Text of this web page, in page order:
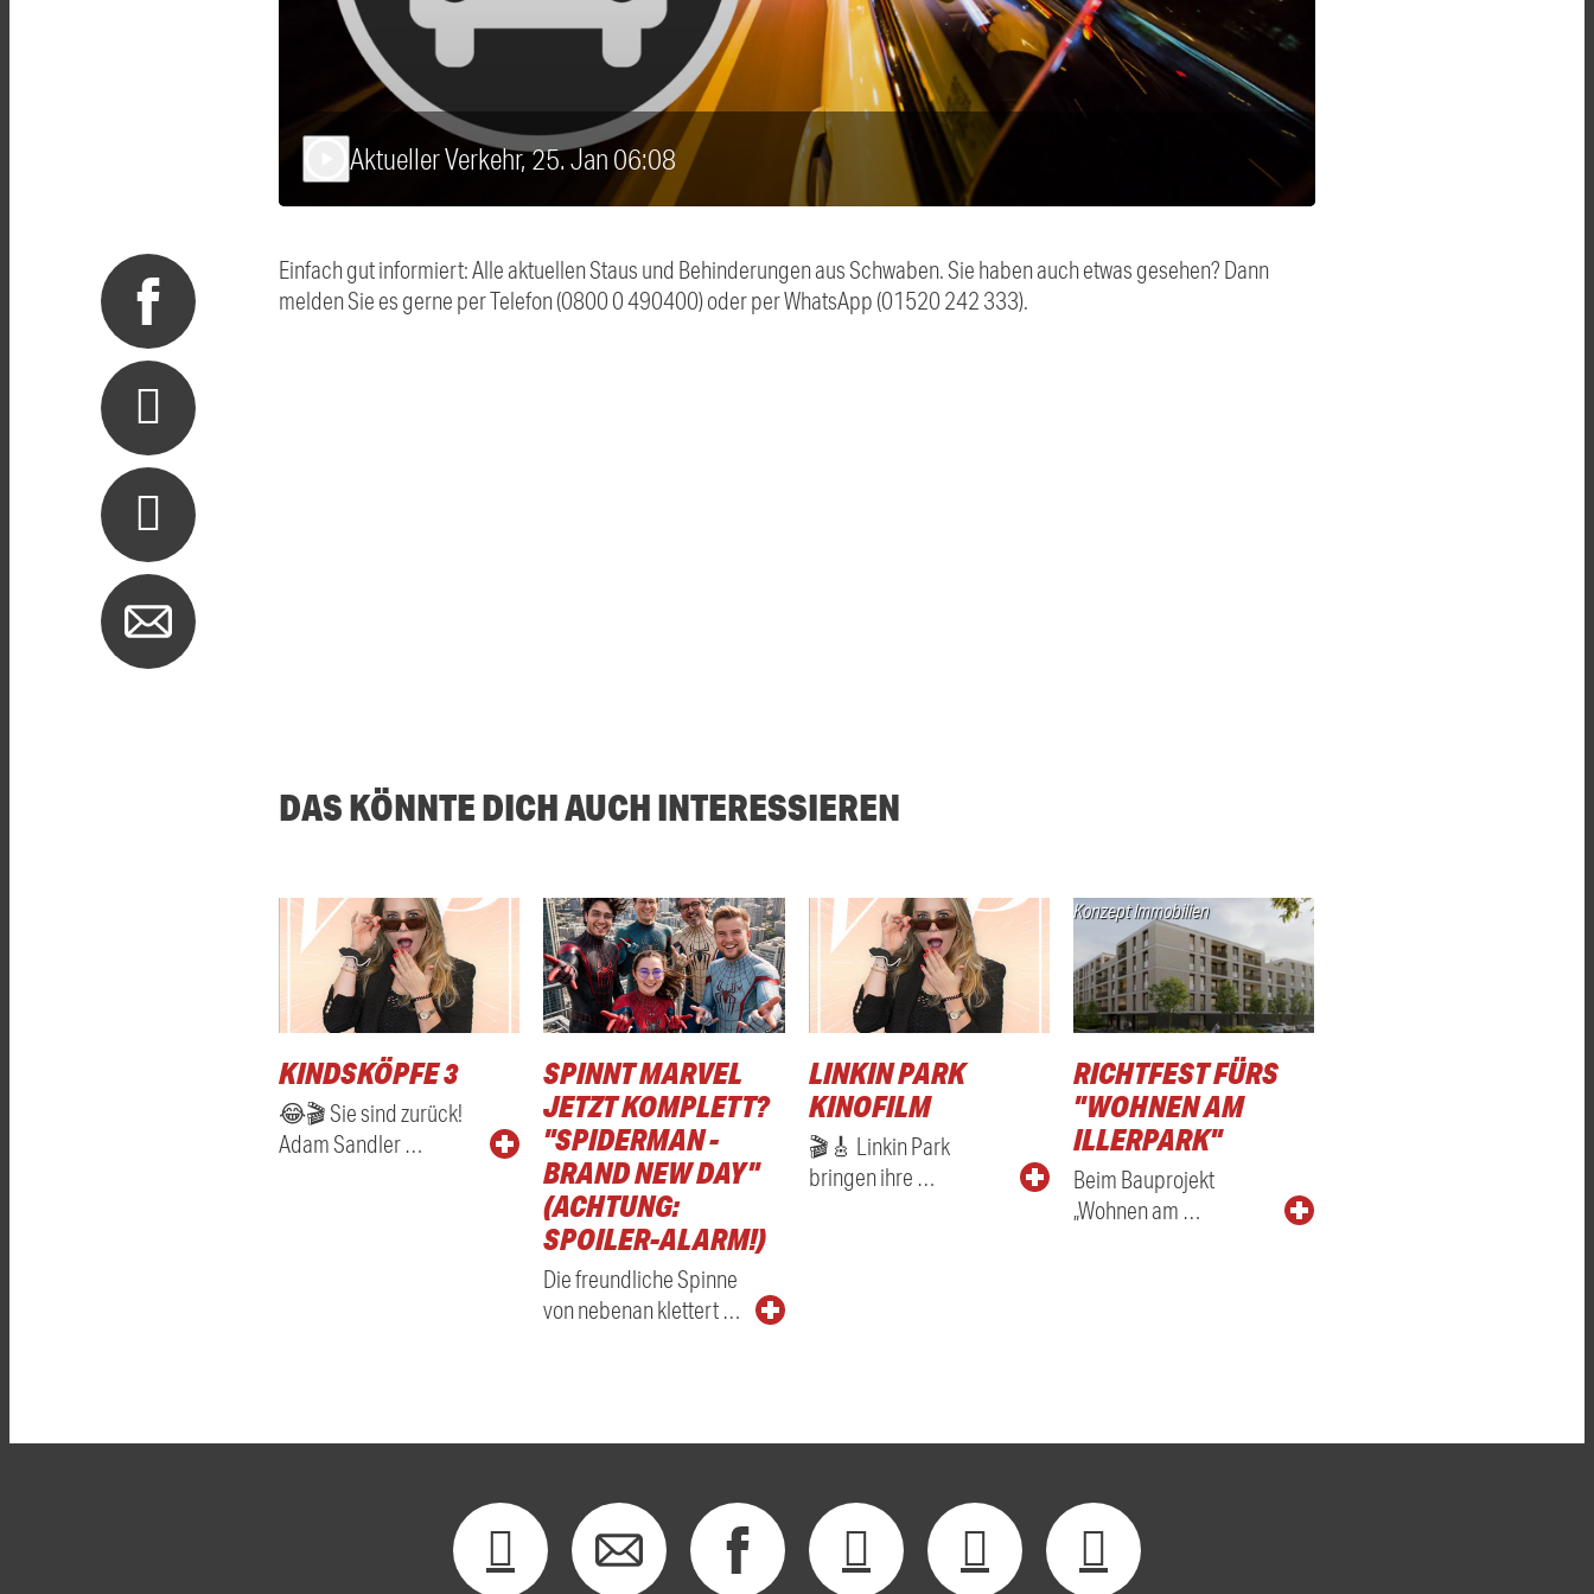
Aktueller Verkehr, 25. Jan 06:08
Einfach gut informiert: Alle aktuellen Staus und Behinderungen aus Schwaben. Sie haben auch etwas gesehen? Dann
melden Sie es gerne per Telefon (0800 0 490400) oder per WhatsApp (01520 242 333).
DAS KÖNNTE DICH AUCH INTERESSIEREN
KINDSKÖPFE 3
😂🎬 Sie sind zurück!
Adam Sandler …
SPINNT MARVEL
JETZT KOMPLETT?
"SPIDERMAN -
BRAND NEW DAY"
(ACHTUNG:
SPOILER-ALARM!)
Die freundliche Spinne
von nebenan klettert …
LINKIN PARK
KINOFILM
🎬🎸 Linkin Park
bringen ihre …
Konzept Immobilien
RICHTFEST FÜRS
"WOHNEN AM
ILLERPARK"
Beim Bauprojekt
„Wohnen am …